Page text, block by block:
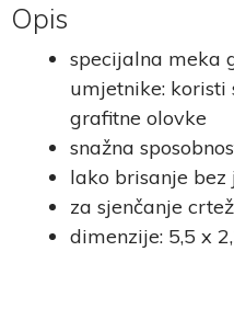
Opis
specijalna meka
umjetnike: koristi
grafitne olovke
snažna
lako brisanje
za sjenčanje
dimenzije: 5,5 x